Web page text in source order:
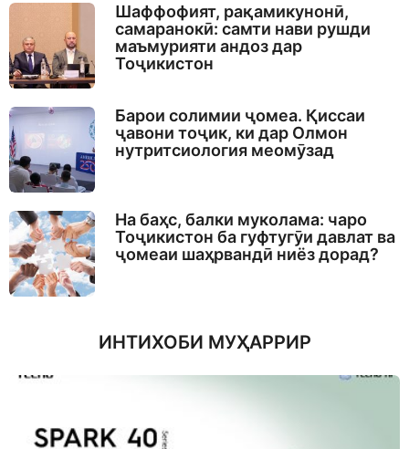
Шаффофият, рақамикунонӣ,
самаранокӣ: самти нави рушди
маъмурияти андоз дар
Тоҷикистон
Барои солимии ҷомеа. Қиссаи
ҷавони тоҷик, ки дар Олмон
нутритсиология меомӯзад
На баҳс, балки муколама: чаро
Тоҷикистон ба гуфтугӯи давлат ва
ҷомеаи шаҳрвандӣ ниёз дорад?
ИНТИХОБИ МУҲАРРИР